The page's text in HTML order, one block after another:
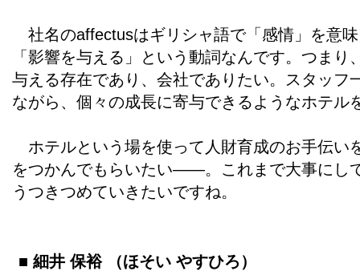
社名のaffectusはギリシャ語で「感情」を意
「影響を与える」という動詞なんです。つま
与える存在であり、会社でありたい。スタッフ
ながら、個々の成長に寄与できるようなホテル
ホテルという場を使って人財育成のお手伝い
をつかんでもらいたい――。これまで大事にし
うつきつめていきたいですね。
■ 細井 保裕 （ほそい やすひろ）